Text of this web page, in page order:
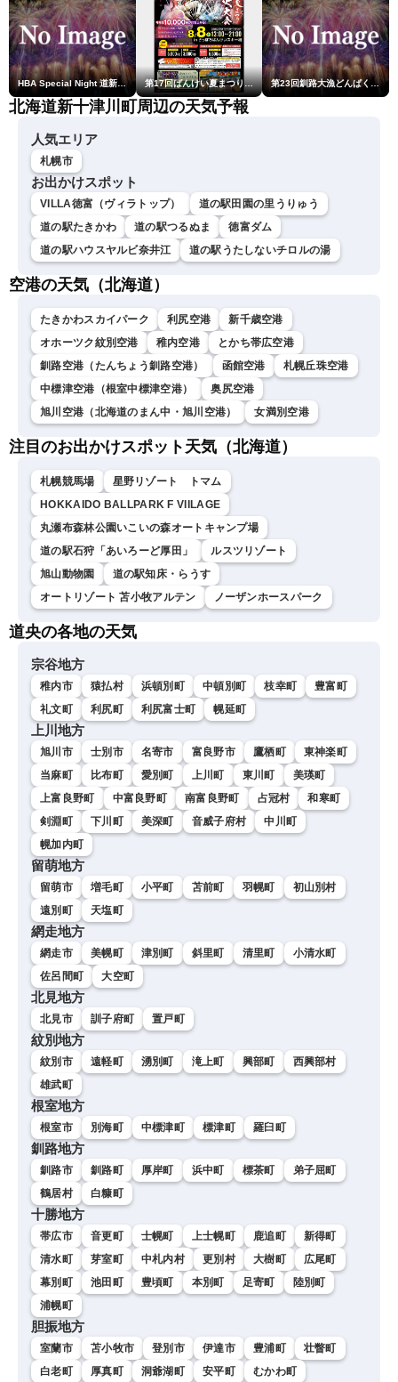
HBA Special Night 道新・秋華火（はなび） 第17回ばんけい夏まつり大花火大会 第23回釧路大漁どんぱく花火大会 ～道新・光と音のファンタジー～
北海道新十津川町周辺の天気予報
人気エリア
札幌市
お出かけスポット
VILLA徳富（ヴィラトップ）
道の駅田園の里うりゅう
道の駅たきかわ
道の駅つるぬま
徳富ダム
道の駅ハウスヤルビ奈井江
道の駅うたしないチロルの湯
空港の天気（北海道）
たきかわスカイパーク 利尻空港
新千歳空港
オホーツク紋別空港
稚内空港
とかち帯広空港
釧路空港（たんちょう釧路空港）
函館空港
札幌丘珠空港
中標津空港（根室中標津空港）
奥尻空港
旭川空港（北海道のまん中・旭川空港）
女満別空港
注目のお出かけスポット天気（北海道）
札幌競馬場
星野リゾート トマム
HOKKAIDO BALLPARK F VIILAGE
丸瀬布森林公園いこいの森オートキャンプ場
道の駅石狩「あいろーど厚田」
ルスツリゾート
旭山動物園
道の駅知床・らうす
オートリゾート 苫小牧アルテン
ノーザンホースパーク
道央の各地の天気
宗谷地方
稚内市 猿払村 浜頓別町 中頓別町 枝幸町
豊富町
礼文町
利尻町 利尻富士町 幌延町
上川地方
旭川市 士別市 名寄市 富良野市 鷹栖町
東神楽町
当麻町
比布町 愛別町 上川町 東川町
美瑛町
上富良野町
中富良野町 南富良野町 占冠村
和寒町
剣淵町
下川町 美深町 音威子府村
中川町
幌加内町
留萌地方
留萌市 増毛町 小平町 苫前町 羽幌町
初山別村
遠別町
天塩町
網走地方
網走市 美幌町 津別町 斜里町 清里町
小清水町
佐呂間町
大空町
北見地方
北見市 訓子府町 置戸町
紋別地方
紋別市 遠軽町 湧別町 滝上町 興部町
西興部村
雄武町
根室地方
根室市 別海町 中標津町 標津町 羅臼町
釧路地方
釧路市 釧路町 厚岸町 浜中町 標茶町
弟子屈町
鶴居村
白糠町
十勝地方
帯広市 音更町 士幌町 上士幌町 鹿追町
新得町
清水町
芽室町 中札内村 更別村 大樹町
広尾町
幕別町
池田町 豊頃町 本別町 足寄町
陸別町
浦幌町
胆振地方
室蘭市 苫小牧市 登別市 伊達市 豊浦町
壮瞥町
白老町
厚真町 洞爺湖町 安平町 むかわ町